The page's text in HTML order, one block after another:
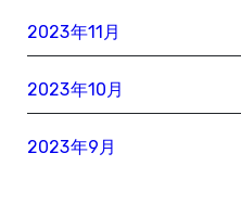
2023年11月
2023年10月
2023年9月